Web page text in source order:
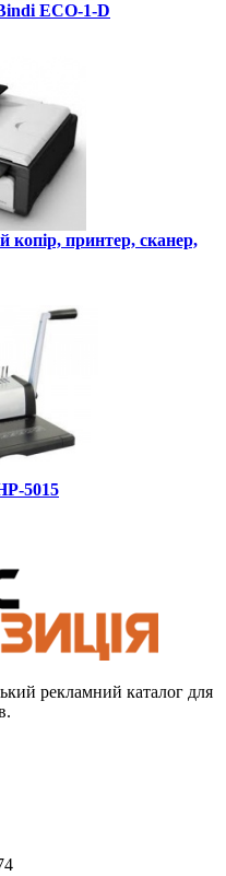
ECO-1-D
копір, принтер, сканер,
5015
рекламний каталог для